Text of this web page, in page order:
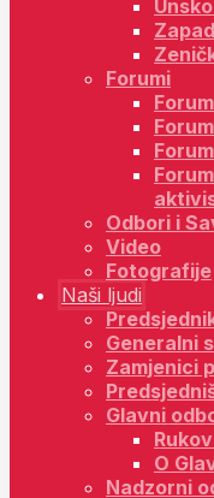
Forumi
Odbori i
Video
Fotografije
Naši ljudi
Generalni
Zamjenici
Glavni
O
Nadzorni